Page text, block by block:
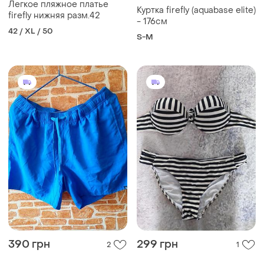
Легкое пляжное платье
firefly нижняя разм.42
42 / XL / 50
Куртка firefly (aquabase elite)
- 176см
S-M
390 грн 2 299 грн
1